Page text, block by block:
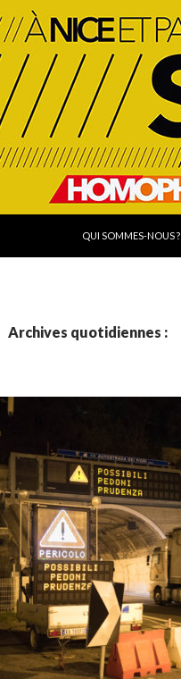
QUI SOMMES-NOUS ?
Archives quotidiennes :